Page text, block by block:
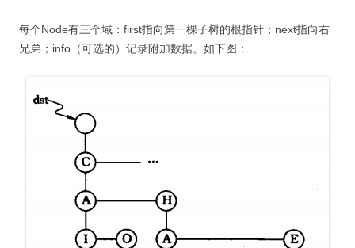
每个Node有三个域：first指向第一棵子树的根指针；next指向右
兄弟；info（可选的）记录附加数据。如下图：